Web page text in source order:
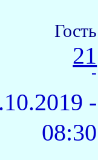
Гость
21
-
-
08:30